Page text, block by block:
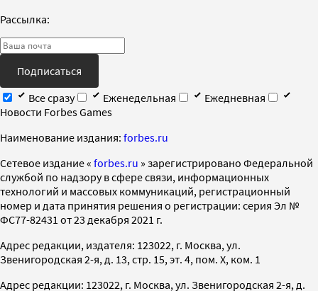
Рассылка:
Подписаться
Все сразу
Еженедельная
Ежедневная
Новости Forbes Games
Наименование издания: forbes.ru
Cетевое издание « forbes.ru » зарегистрировано Федеральной
службой по надзору в сфере связи, информационных
технологий и массовых коммуникаций, регистрационный
номер и дата принятия решения о регистрации: серия Эл №
ФС77-82431 от 23 декабря 2021 г.
Адрес редакции, издателя: 123022, г. Москва, ул.
Звенигородская 2-я, д. 13, стр. 15, эт. 4, пом. X, ком. 1
Адрес редакции: 123022, г. Москва, ул. Звенигородская 2-я, д.